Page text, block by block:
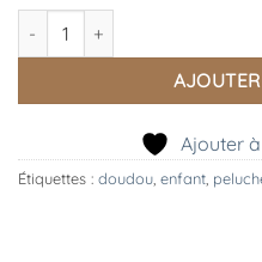
quantité de Doudou plat Pilou
Ajouter à
Étiquettes : doudou enfant